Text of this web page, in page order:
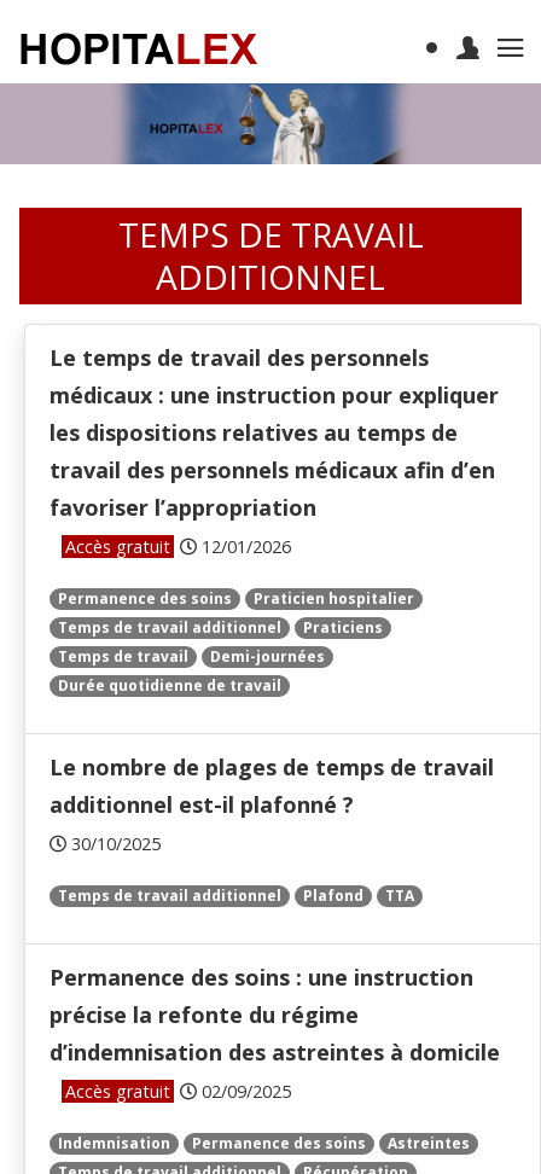
TEMPS DE TRAVAIL
ADDITIONNEL
Le temps de travail des personnels
médicaux : une instruction pour expliquer
les dispositions relatives au temps de
travail des personnels médicaux afin d’en
favoriser l’appropriation
Accès gratuit 12/01/2026
Permanence des soins
Praticien hospitalier
Temps de travail additionnel
Praticiens
Temps de travail
Demi-journées
Durée quotidienne de travail
Le nombre de plages de temps de travail
additionnel est-il plafonné ?
30/10/2025
Temps de travail additionnel Plafond TTA
Permanence des soins : une instruction
précise la refonte du régime
d’indemnisation des astreintes à domicile
Accès gratuit 02/09/2025
Indemnisation Permanence des soins
Astreintes